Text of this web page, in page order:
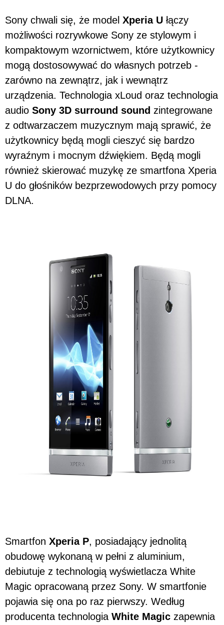
Sony chwali się, że model Xperia U łączy
możliwości rozrywkowe Sony ze stylowym i
kompaktowym wzornictwem, które użytkownicy
mogą dostosowywać do własnych potrzeb -
zarówno na zewnątrz, jak i wewnątrz
urządzenia. Technologia xLoud oraz technologia
audio Sony 3D surround sound zintegrowane
z odtwarzaczem muzycznym mają sprawić, że
użytkownicy będą mogli cieszyć się bardzo
wyraźnym i mocnym dźwiękiem. Będą mogli
również skierować muzykę ze smartfona Xperia
U do głośników bezprzewodowych przy pomocy
DLNA.
Smartfon Xperia P, posiadający jednolitą
obudowę wykonaną w pełni z aluminium,
debiutuje z technologią wyświetlacza White
Magic opracowaną przez Sony. W smartfonie
pojawia się ona po raz pierwszy. Według
producenta technologia White Magic zapewnia